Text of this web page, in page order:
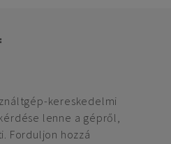
kereskedelmi
lenne a gépről,
Forduljon hozzá